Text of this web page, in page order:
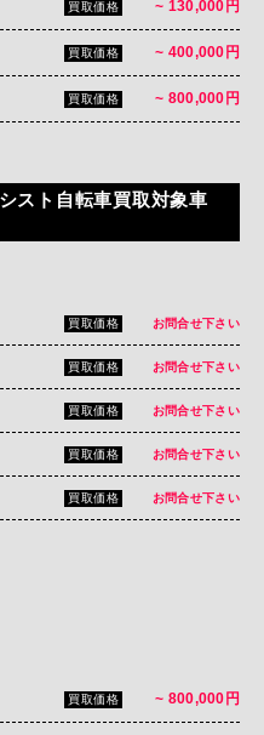
買取価格 ~ 130,000円
買取価格 ~ 400,000円
買取価格 ~ 800,000円
スト自転車買取対象車
買取価格 お問合せ下さい
買取価格 お問合せ下さい
買取価格 お問合せ下さい
買取価格 お問合せ下さい
買取価格 お問合せ下さい
買取価格 ~ 800,000円